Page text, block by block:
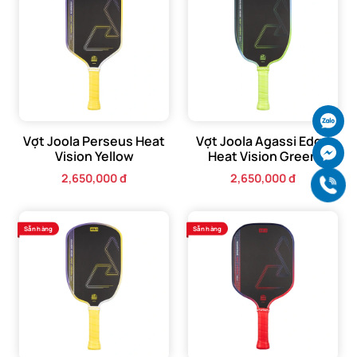
đẹp theo thời gian.
Vợt Joola Perseus Heat
Vision Yellow
2,650,000 đ
Vợt Joola Agassi Edge
Heat Vision Green
2,650,000 đ
Sẵn hàng Sẵn hàng